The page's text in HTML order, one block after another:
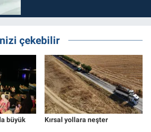
çekebilir
büyük
Kırsal yollara neşter